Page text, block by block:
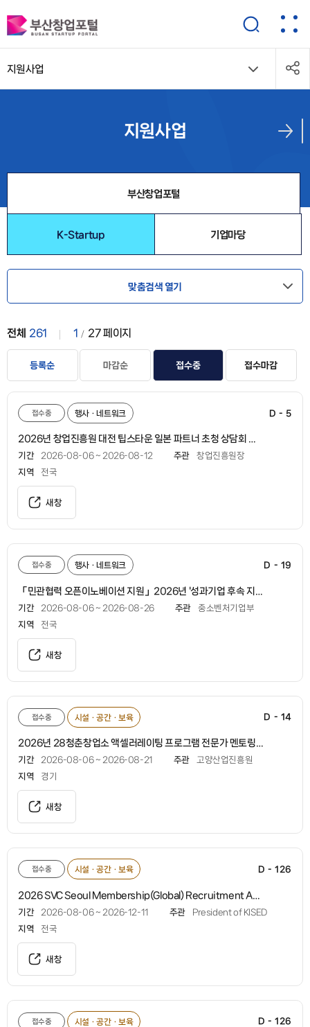
지원사업
지원사업
부산창업포털
K-Startup 기업마당
맞춤검색 열기
전체 261 1 27페이지
등록순 마감순 접수중 접수마감
접수중 행사ㆍ네트워크 D - 5
2026년 창업진흥원 대전 팁스타운 일본 파트너 초청 상담회 참가기업 모집 공고
기간 2026-08-06 ~ 2026-08-12 주관
창업진흥원장
지역
전국
새창
접수중 행사ㆍ네트워크 D - 19
「민관협력 오픈이노베이션 지원」2026년 '성과기업 후속 지원' 창업기업 모집공고
기간 2026-08-06 ~ 2026-08-26 주관
중소벤처기업부
지역
전국
새창
접수중 시설ㆍ공간ㆍ보육 D - 14
2026년 28청춘창업소 액셀러레이팅 프로그램 전문가 멘토링 2차
기간 2026-08-06 ~ 2026-08-21 주관
고양산업진흥원
지역
경기
새창
접수중 시설ㆍ공간ㆍ보육 D - 126
2026 SVC Seoul Membership(Global) Recruitment Announcement
기간 2026-08-06 ~ 2026-12-11 주관
President of KISED
지역
전국
새창
접수중 시설ㆍ공간ㆍ보육 D - 126